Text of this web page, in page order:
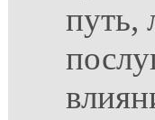
путь,